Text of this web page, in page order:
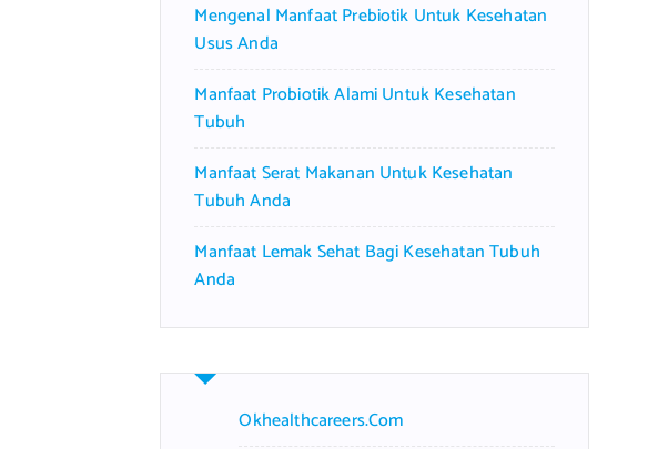
Mengenal Manfaat Prebiotik Untuk Kesehatan
Usus Anda
Manfaat Probiotik Alami Untuk Kesehatan
Tubuh
Manfaat Serat Makanan Untuk Kesehatan
Tubuh Anda
Manfaat Lemak Sehat Bagi Kesehatan Tubuh
Anda
Okhealthcareers.com